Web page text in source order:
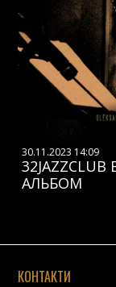
30.11.2023 14:09
АЛЬБОМ
КОНТАКТИ